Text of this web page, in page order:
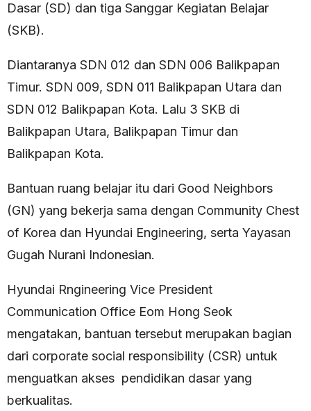
Dasar (SD) dan tiga Sanggar Kegiatan Belajar
(SKB).
Diantaranya SDN 012 dan SDN 006 Balikpapan
Timur. SDN 009, SDN 011 Balikpapan Utara dan
SDN 012 Balikpapan Kota. Lalu 3 SKB di
Balikpapan Utara, Balikpapan Timur dan
Balikpapan Kota.
Bantuan ruang belajar itu dari Good Neighbors
(GN) yang bekerja sama dengan Community Chest
of Korea dan Hyundai Engineering, serta Yayasan
Gugah Nurani Indonesian.
Hyundai Rngineering Vice President
Communication Office Eom Hong Seok
mengatakan, bantuan tersebut merupakan bagian
dari corporate social responsibility (CSR) untuk
menguatkan akses pendidikan dasar yang
berkualitas.